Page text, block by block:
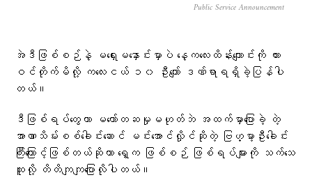
Public Service Announcement
အဲဒီဖြစ်စဉ်နဲ့ မရှေးမနှောင်းမှာပဲ နေ့ကလေးထိန်းကျောင်းကို ကား
ဝင်တိုက်မိလို့ ကလေးငယ် ၁၀ ဦးကျော် ဒဏ်ရာရရှိခဲ့ပြန်ပါ
တယ်။
ဒီဖြစ်ရပ်တွေဟာ မတော်တဆမှုမဟုတ်ဘဲ အထက်မှာပြောခဲ့ တဲ့
အာဏာသိမ်းစစ်ခေါင်းဆောင် မင်းအောင်လှိုင်ဆိုတဲ့ ဗြဟ္မာ့ဦးခေါင်း
ကြီးကြောင့်ဖြစ်တယ်ဆိုတာ ရှေ့က ဖြစ်စဉ် ဖြစ်ရပ်များကို သက်သေ
ထူလို့ တိတိကျကျပြောလိုပါတယ်။